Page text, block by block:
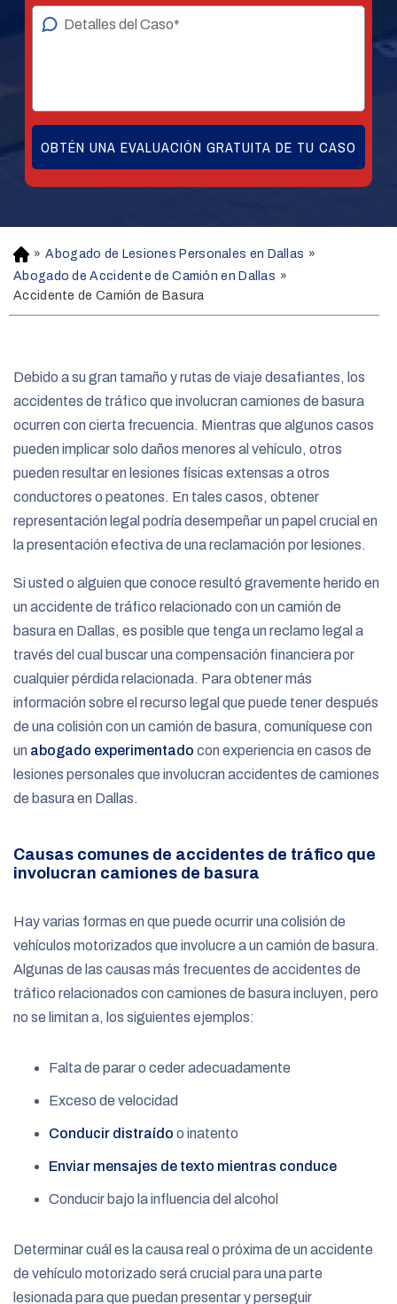
H
o
m
e
» Abogado de Lesiones Personales en Dallas »
Abogado de Accidente de Camión en Dallas »
Accidente de Camión de Basura
Debido a su gran tamaño y rutas de viaje desafiantes, los
accidentes de tráfico que involucran camiones de basura
ocurren con cierta frecuencia. Mientras que algunos casos
pueden implicar solo daños menores al vehículo, otros
pueden resultar en lesiones físicas extensas a otros
conductores o peatones. En tales casos, obtener
representación legal podría desempeñar un papel crucial en
la presentación efectiva de una reclamación por lesiones.
Si usted o alguien que conoce resultó gravemente herido en
un accidente de tráfico relacionado con un camión de
basura en Dallas, es posible que tenga un reclamo legal a
través del cual buscar una compensación financiera por
cualquier pérdida relacionada. Para obtener más
información sobre el recurso legal que puede tener después
de una colisión con un camión de basura, comuníquese con
un abogado experimentado con experiencia en casos de
lesiones personales que involucran accidentes de camiones
de basura en Dallas.
Causas comunes de accidentes de tráfico que
involucran camiones de basura
Hay varias formas en que puede ocurrir una colisión de
vehículos motorizados que involucre a un camión de basura.
Algunas de las causas más frecuentes de accidentes de
tráfico relacionados con camiones de basura incluyen, pero
no se limitan a, los siguientes ejemplos:
Falta de parar o ceder adecuadamente
Exceso de velocidad
Conducir distraído o inatento
Enviar mensajes de texto mientras conduce
Conducir bajo la influencia del alcohol
Determinar cuál es la causa real o próxima de un accidente
de vehículo motorizado será crucial para una parte
lesionada para que puedan presentar y perseguir